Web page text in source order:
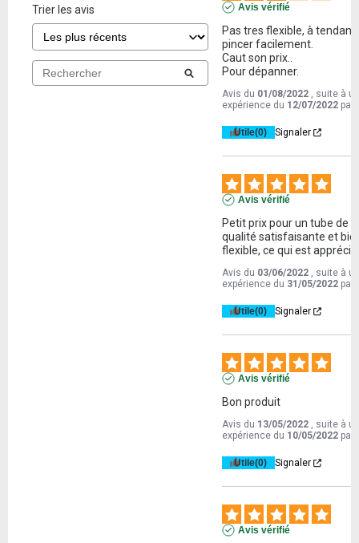
Trier les avis Avis vérifié
Pas tres flexible, à
pincer facilement.
Caut son prix..
Pour dépanner.
Avis du 01/08/2022 , suite à
expérience du 12/07/2022 par
Utile(0) Signaler
Avis vérifié
Petit prix pour un tube de
qualité satisfaisante et
flexible, ce qui est
Avis du 03/06/2022 , suite à
expérience du 31/05/2022 par
Utile(0) Signaler
Avis vérifié
Bon produit
Avis du 13/05/2022 , suite à
expérience du 10/05/2022 par
Utile(0) Signaler
Avis vérifié